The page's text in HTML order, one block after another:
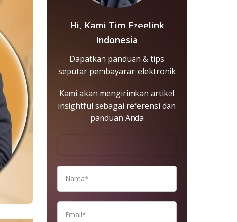
Hi, Kami Tim Ezeelink
Indonesia
Dapatkan panduan & tips
seputar pembayaran elektronik
Kami akan mengirimkan artikel
insightful sebagai referensi dan
panduan Anda